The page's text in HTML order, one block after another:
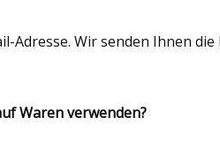
Adresse. Wir senden Ihnen
Waren verwenden?